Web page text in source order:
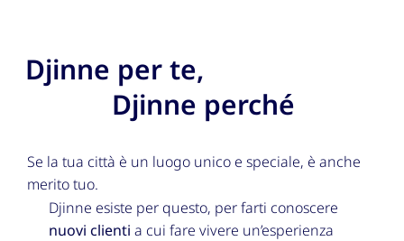
Djinne per te,
Djinne perché
Se la tua città è un luogo unico e speciale, è anche
merito tuo.
Djinne esiste per questo, per farti conoscere
nuovi clienti a cui fare vivere un’esperienza